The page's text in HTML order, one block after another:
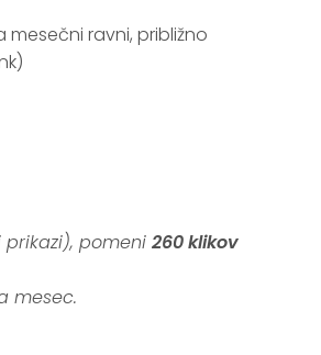
mesečni ravni, približno
pomeni 260 klikov
mesec.